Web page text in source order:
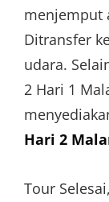
menjemput
Ditransfer
udara.
2 Hari 1
Hari 2
Tour